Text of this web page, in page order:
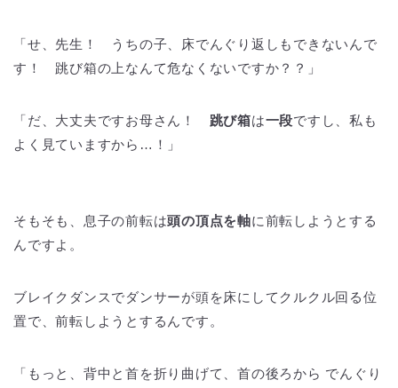
「せ、先生！ うちの子、床でんぐり返しもできないんで
す！ 跳び箱の上なんて危なくないですか？？」
「だ、大丈夫ですお母さん！ 跳び箱は一段ですし、私も
よく見ていますから…！」
そもそも、息子の前転は頭の頂点を軸に前転しようとする
んですよ。
ブレイクダンスでダンサーが頭を床にしてクルクル回る位
置で、前転しようとするんです。
「もっと、背中と首を折り曲げて、首の後ろから でんぐり